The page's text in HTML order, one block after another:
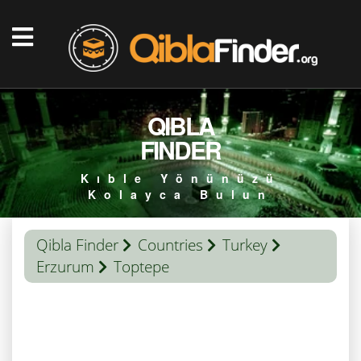
QIBLA
FINDER
Kıble Yönünüzü
Kolayca Bulun
Qibla Finder Countries
Turkey
Erzurum
Toptepe